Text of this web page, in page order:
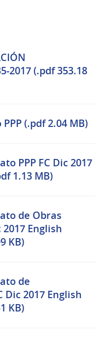
2017 (.pdf 353.18
(.pdf 2.04 MB)
PPP FC Dic 2017
1.13 MB)
de Obras
English
KB)
de
2017 English
KB)